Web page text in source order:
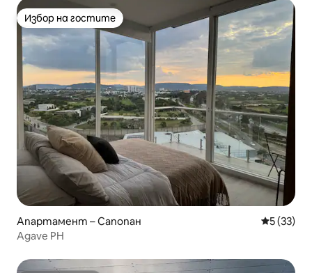
Избор на гостите
Избор на гостите
Апартамент – Сапопан Средна
5 (33)
Agave PH